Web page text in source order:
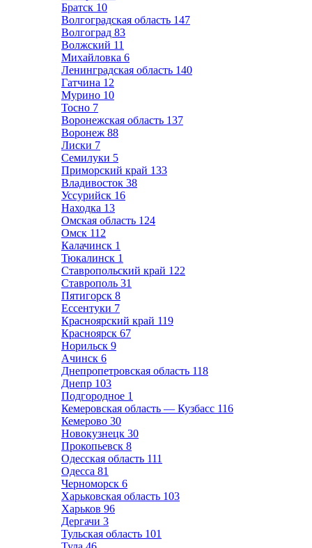
Братск 10
Волгоградская область 147
Волгоград 83
Волжский 11
Михайловка 6
Ленинградская область 140
Гатчина 12
Мурино 10
Тосно 7
Воронежская область 137
Воронеж 88
Лиски 7
Семилуки 5
Приморский край 133
Владивосток 38
Уссурийск 16
Находка 13
Омская область 124
Омск 112
Калачинск 1
Тюкалинск 1
Ставропольский край 122
Ставрополь 31
Пятигорск 8
Ессентуки 7
Красноярский край 119
Красноярск 67
Норильск 9
Ачинск 6
Днепропетровская область 118
Днепр 103
Подгородное 1
Кемеровская область — Кузбасс 116
Кемерово 30
Новокузнецк 30
Прокопьевск 8
Одесская область 111
Одесса 81
Черноморск 6
Харьковская область 103
Харьков 96
Дергачи 3
Тульская область 101